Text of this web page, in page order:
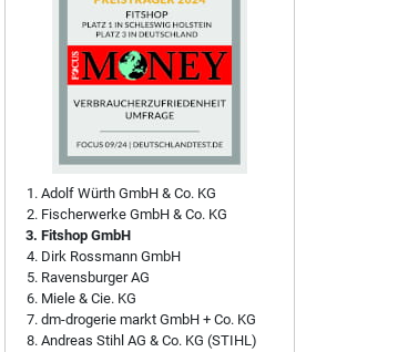
Adolf Würth GmbH & Co. KG
Fischerwerke GmbH & Co. KG
Fitshop GmbH
Dirk Rossmann GmbH
Ravensburger AG
Miele & Cie. KG
dm-drogerie markt GmbH + Co. KG
Andreas Stihl AG & Co. KG (STIHL)